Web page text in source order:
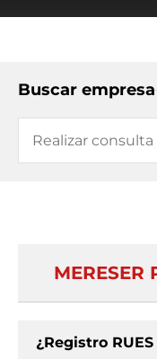
Buscar empresa
MERESER
¿Registro